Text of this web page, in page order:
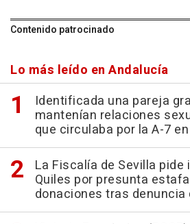
Contenido patrocinado
Lo más leído en Andalucía
Identificada una pareja
mantenían relaciones
que circulaba por la A-7
La Fiscalía de Sevilla
Quiles por presunta
donaciones tras denuncia